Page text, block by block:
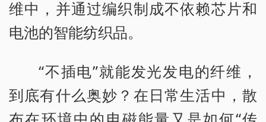
维中，并通过编织制成不依赖芯片和
电池的智能纺织品。
“不插电”就能发光发电的纤维，
到底有什么奥妙？在日常生活中，散